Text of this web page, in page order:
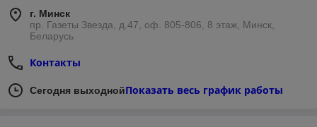
г. Минск
пр. Газеты Звезда, д.47, оф. 805-806, 8 этаж, Минск,
Беларусь
Контакты
Сегодня выходнойПоказать весь график работы